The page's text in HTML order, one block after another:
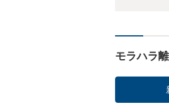
モラハラ